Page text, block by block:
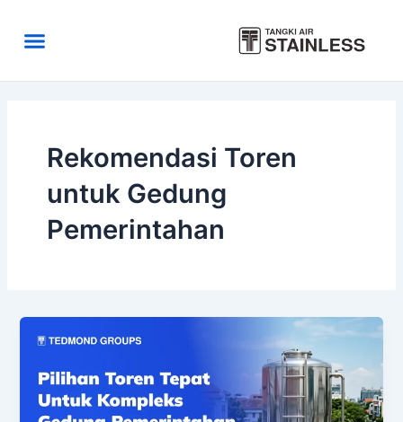
contentMenu
Rekomendasi Toren
untuk Gedung
Pemerintahan